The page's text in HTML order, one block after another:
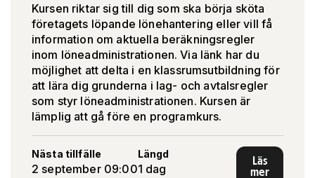
Kursen riktar sig till dig som ska börja sköta
företagets löpande lönehantering eller vill få
information om aktuella beräkningsregler
inom löneadministrationen. Via länk har du
möjlighet att delta i en klassrumsutbildning för
att lära dig grunderna i lag- och avtalsregler
som styr löneadministrationen. Kursen är
lämplig att gå före en programkurs.
Nästa tillfälle
2 september 09:00
Längd
1 dag
Läs
mer